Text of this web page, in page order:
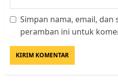
Simpan nama, email, dan
peramban ini untukDatangi